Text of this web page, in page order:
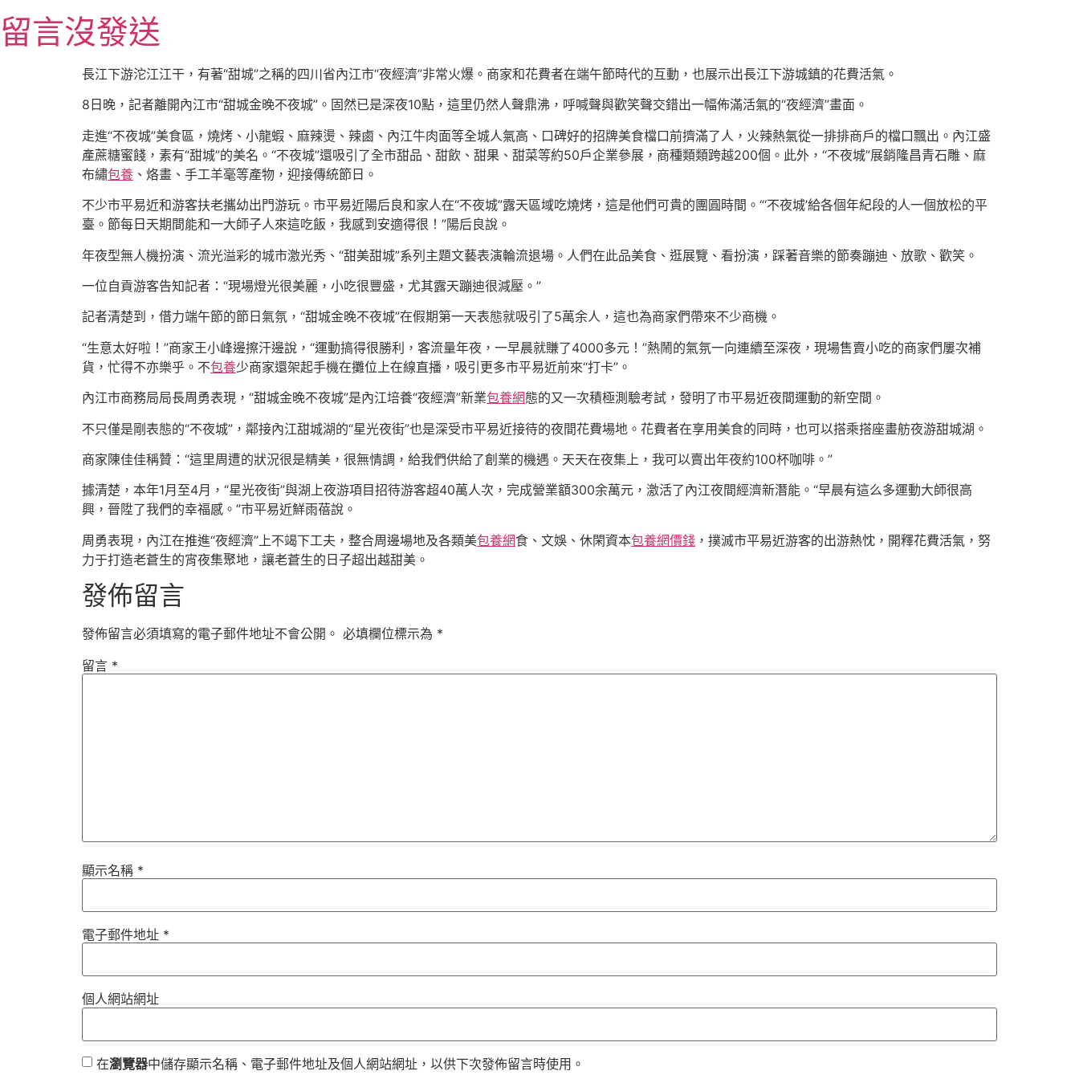
至
主
留言沒發送
長江下游沱江江干，有著“甜城”之稱的四川省內江市“夜經濟”非常火爆。商家和花費者在端午節時代的互動，也展示出長江下游城鎮的花費活氣。
8日晚，記者離開內江市“甜城金晚不夜城”。固然已是深夜10點，這里仍然人聲鼎沸，呼喊聲與歡笑聲交錯出一幅佈滿活氣的“夜經濟”畫面。
走進“不夜城”美食區，燒烤、小龍蝦、麻辣燙、辣鹵、內江牛肉面等全城人氣高、口碑好的招牌美食檔口前擠滿了人，火辣熱氣從一排排商戶的檔口飄出。內江盛
產蔗糖蜜餞，素有“甜城”的美名。“不夜城”還吸引了全市甜品、甜飲、甜果、甜菜等約50戶企業參展，商種類類跨越200個。此外，“不夜城”展銷隆昌青石雕、麻
布繡包養 、烙畫、手工羊毫等產物，迎接傳統節日。
不少市平易近和游客扶老攜幼出門游玩。市平易近陽后良和家人在“不夜城”露天區域吃燒烤，這是他們可貴的團圓時間。“‘不夜城’給各個年紀段的人一個放松的平
臺。節每日天期間能和一大師子人來這吃飯，我感到安適得很！”陽后良說。
年夜型無人機扮演、流光溢彩的城市激光秀、“甜美甜城”系列主題文藝表演輪流退場。人們在此品美食、逛展覽、看扮演，踩著音樂的節奏蹦迪、放歌、歡笑。
一位自貢游客告知記者：“現場燈光很美麗，小吃很豐盛，尤其露天蹦迪很減壓。”
記者清楚到，借力端午節的節日氣氛，“甜城金晚不夜城”在假期第一天表態就吸引了5萬余人，這也為商家們帶來不少商機。
“生意太好啦！”商家王小峰邊擦汗邊說，“運動搞得很勝利，客流量年夜，一早晨就賺了4000多元！”熱鬧的氣氛一向連續至深夜，現場售賣小吃的商家們屢次補
貨，忙得不亦樂乎。不包養少商家還架起手機在攤位上在線直播，吸引更多市平易近前來“打卡”。
內江市商務局局長周勇表現，“甜城金晚不夜城”是內江培養“夜經濟”新業包養網態的又一次積極測驗考試，發明了市平易近夜間運動的新空間。
不只僅是剛表態的“不夜城”，鄰接內江甜城湖的“星光夜街”也是深受市平易近接待的夜間花費場地。花費者在享用美食的同時，也可以搭乘搭座畫舫夜游甜城湖。
商家陳佳佳稱贊：“這里周遭的狀況很是精美，很無情調，給我們供給了創業的機遇。天天在夜集上，我可以賣出年夜約100杯咖啡。”
據清楚，本年1月至4月，“星光夜街”與湖上夜游項目招待游客超40萬人次，完成營業額300余萬元，激活了內江夜間經濟新潛能。“早晨有這么多運動大師很高
興，晉陞了我們的幸福感。”市平易近鮮雨蓓說。
周勇表現，內江在推進“夜經濟”上不竭下工夫，整合周邊場地及各類美包養網食、文娛、休閑資本包養網價錢 ，撲滅市平易近游客的出游熱忱，開釋花費活氣，努
力于打造老蒼生的宵夜集聚地，讓老蒼生的日子超出越甜美。
發佈留言
發佈留言必須填寫的電子郵件地址不會公開。 必填欄位標示為 *
留言 *
顯示名稱 *
電子郵件地址 *
個人網站網址
在瀏覽器中儲存顯示名稱、電子郵件地址及個人網站網址，以供下次發佈留言時使用。